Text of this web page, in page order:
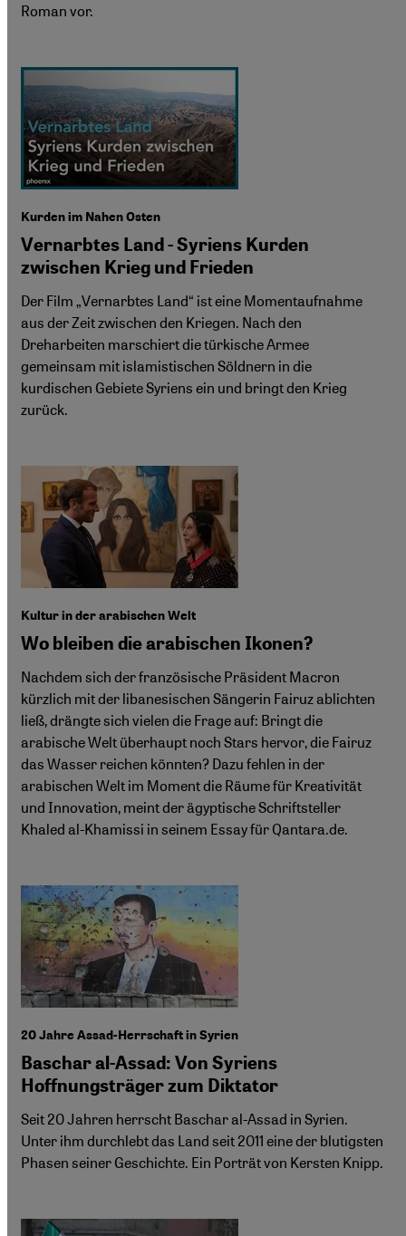
Roman vor.
Kurden im Nahen Osten
Vernarbtes Land - Syriens Kurden
zwischen Krieg und Frieden
Der Film „Vernarbtes Land“ ist eine Momentaufnahme
aus der Zeit zwischen den Kriegen. Nach den
Dreharbeiten marschiert die türkische Armee
gemeinsam mit islamistischen Söldnern in die
kurdischen Gebiete Syriens ein und bringt den Krieg
zurück.
Kultur in der arabischen Welt
Wo bleiben die arabischen Ikonen?
Nachdem sich der französische Präsident Macron
kürzlich mit der libanesischen Sängerin Fairuz ablichten
ließ, drängte sich vielen die Frage auf: Bringt die
arabische Welt überhaupt noch Stars hervor, die Fairuz
das Wasser reichen könnten? Dazu fehlen in der
arabischen Welt im Moment die Räume für Kreativität
und Innovation, meint der ägyptische Schriftsteller
Khaled al-Khamissi in seinem Essay für Qantara.de.
20 Jahre Assad-Herrschaft in Syrien
Baschar al-Assad: Von Syriens
Hoffnungsträger zum Diktator
Seit 20 Jahren herrscht Baschar al-Assad in Syrien.
Unter ihm durchlebt das Land seit 2011 eine der blutigsten
Phasen seiner Geschichte. Ein Porträt von Kersten Knipp.